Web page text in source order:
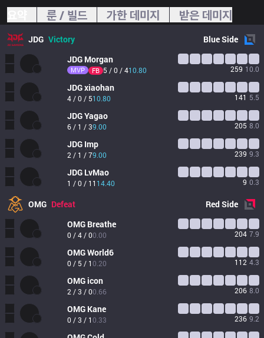
룬 / 빌드 가한 데미지 받은 데미지
JDG Victory BlueSide
JDG Morgan
MVP FB 5 / 0 / 410.80 259 10.0
JDGxiaohan
4 / 0 / 510.80 141 5.5
JDGYagao
6 / 1 / 39.00 205 8.0
JDG Imp
2 / 1 / 79.00 239 9.3
JDG LvMao
1 / 0 / 11 14.40 9 0.3
OMG Defeat RedSide
OMG Breathe
0 / 4 / 00.00 204 7.9
OMGWorld6
0 / 5 / 10.20 112 4.3
OMGicon
2 / 3 / 00.66 206 8.0
OMG Kane
0 / 3 / 10.33 236 9.2